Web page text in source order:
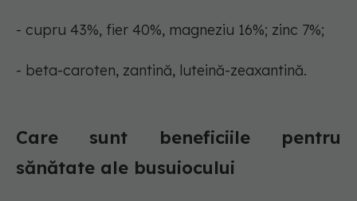
- cupru 43%, fier 40%, magneziu 16%; zinc 7%;
- beta-caroten, zantină, luteină-zeaxantină.
Care sunt beneficiile pentru
sănătate ale busuiocului